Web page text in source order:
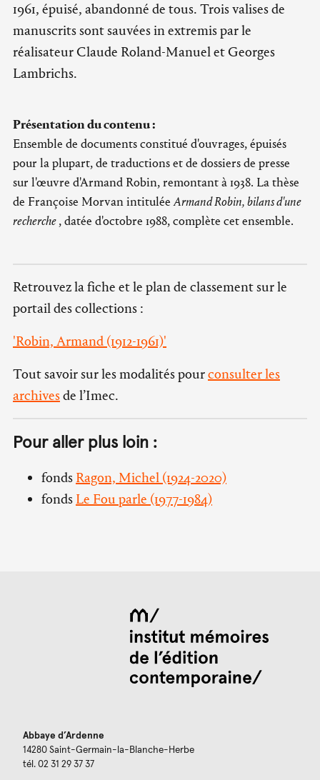
1961, épuisé, abandonné de tous. Trois valises de
manuscrits sont sauvées in extremis par le
réalisateur Claude Roland-Manuel et Georges
Lambrichs.
Présentation du contenu :
Ensemble de documents constitué d'ouvrages, épuisés
pour la plupart, de traductions et de dossiers de presse
sur l'œuvre d'Armand Robin, remontant à 1938. La thèse
de Françoise Morvan intituléeArmand Robin, bilans d'une
recherche, datée d'octobre 1988, complète cet ensemble.
Retrouvez la fiche et le plan de classement sur le
portail des collections :
'Robin, Armand (1912-1961)'
Tout savoir sur les modalités pourconsulter les
archivesde l’Imec.
Pour aller plus loin :
fonds Ragon, Michel (1924-2020)
fonds Le Fou parle (1977-1984)
Abbaye d’Ardenne
14280 Saint-Germain-la-Blanche-Herbe
tél. 02 31 29 37 37